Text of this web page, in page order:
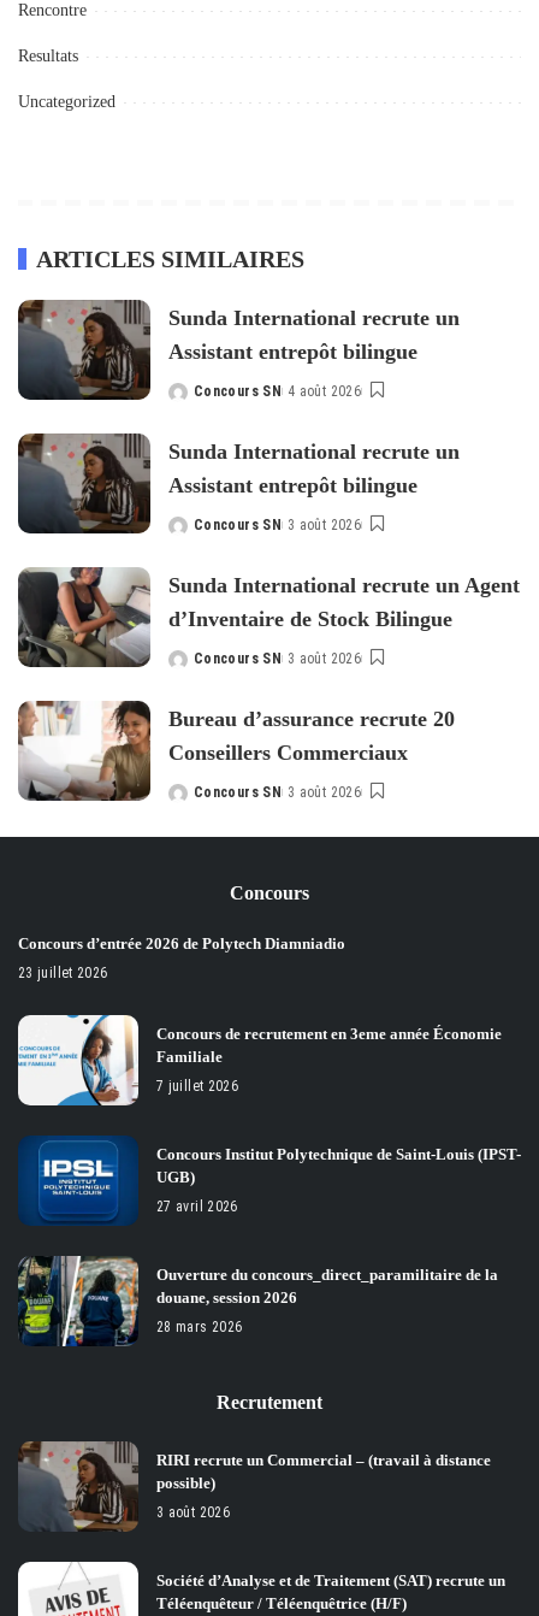
Rencontre
Resultats
Uncategorized
ARTICLES SIMILAIRES
Sunda International recrute un
Assistant entrepôt bilingue
Posted
Concours SN 4 août 2026
Sunda International recrute un
Assistant entrepôt bilingue
Posted
Concours SN 3 août 2026
Sunda International recrute un Agent
d’Inventaire de Stock Bilingue
Posted
Concours SN 3 août 2026
Bureau d’assurance recrute 20
Conseillers Commerciaux
Posted
Concours SN 3 août 2026
Concours
Concours d’entrée 2026 de Polytech Diamniadio
23 juillet 2026
Concours de recrutement en 3eme année Économie
Familiale
7 juillet 2026
Concours Institut Polytechnique de Saint-Louis (IPST-
UGB)
27 avril 2026
Ouverture du concours_direct_paramilitaire de la
douane, session 2026
28 mars 2026
Recrutement
RIRI recrute un Commercial – (travail à distance
possible)
3 août 2026
Société d’Analyse et de Traitement (SAT) recrute un
Téléenquêteur / Téléenquêtrice (H/F)